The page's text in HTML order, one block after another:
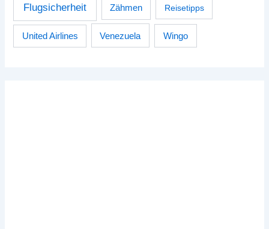
Flugsicherheit Zähmen Reisetipps
United Airlines Venezuela Wingo